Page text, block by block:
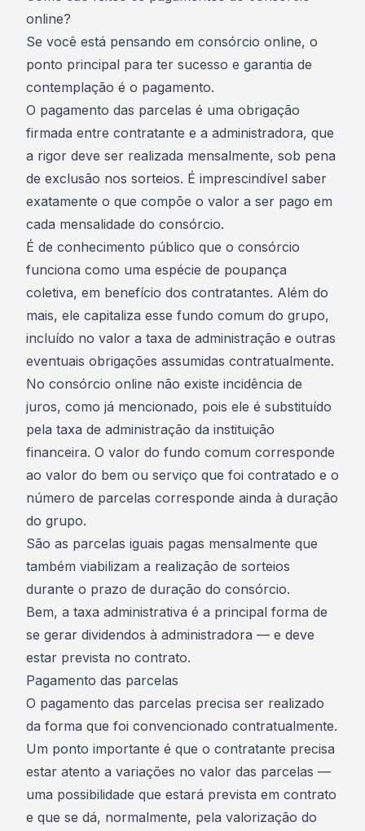
online?
Se você está pensando em consórcio online, o
ponto principal para ter sucesso e garantia de
contemplação é o pagamento.
O pagamento das parcelas é uma obrigação
firmada entre contratante e a administradora, que
a rigor deve ser realizada mensalmente, sob pena
de exclusão nos sorteios. É imprescindível saber
exatamente o que compõe o valor a ser pago em
cada mensalidade do consórcio.
É de conhecimento público que o consórcio
funciona como uma espécie de poupança
coletiva, em benefício dos contratantes. Além do
mais, ele capitaliza esse fundo comum do grupo,
incluído no valor a taxa de administração e outras
eventuais obrigações assumidas contratualmente.
No consórcio online não existe incidência de
juros, como já mencionado, pois ele é substituído
pela taxa de administração da instituição
financeira. O valor do fundo comum corresponde
ao valor do bem ou serviço que foi contratado e o
número de parcelas corresponde ainda à duração
do grupo.
São as parcelas iguais pagas mensalmente que
também viabilizam a realização de sorteios
durante o prazo de duração do consórcio.
Bem, a taxa administrativa é a principal forma de
se gerar dividendos à administradora — e deve
estar prevista no contrato.
Pagamento das parcelas
O pagamento das parcelas precisa ser realizado
da forma que foi convencionado contratualmente.
Um ponto importante é que o contratante precisa
estar atento a variações no valor das parcelas —
uma possibilidade que estará prevista em contrato
e que se dá, normalmente, pela valorização do